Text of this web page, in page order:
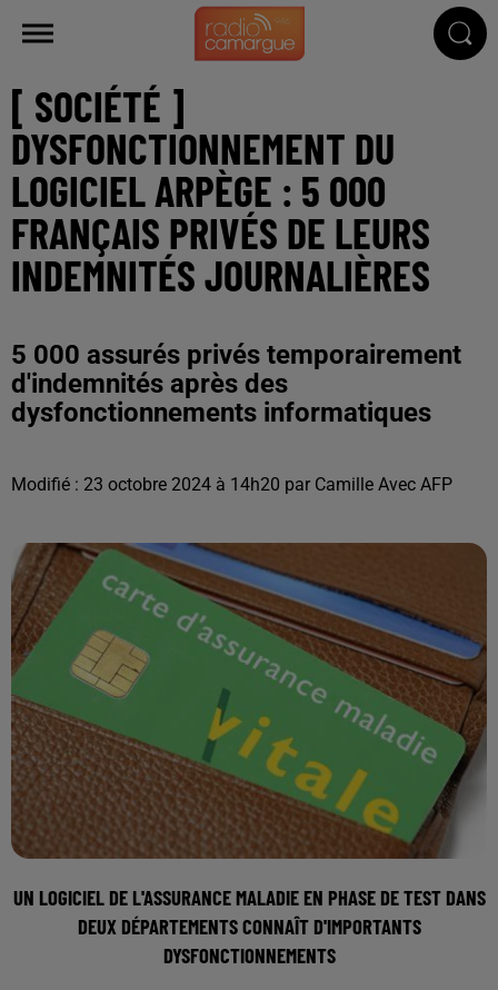
[ SOCIÉTÉ ]
DYSFONCTIONNEMENT DU
LOGICIEL ARPÈGE : 5 000
FRANÇAIS PRIVÉS DE LEURS
INDEMNITÉS JOURNALIÈRES
5 000 assurés privés temporairement
d'indemnités après des
dysfonctionnements informatiques
Modifié : 23 octobre 2024 à 14h20 par Camille Avec AFP
UN LOGICIEL DE L'ASSURANCE MALADIE EN PHASE DE TEST DANS
DEUX DÉPARTEMENTS CONNAÎT D'IMPORTANTS
DYSFONCTIONNEMENTS